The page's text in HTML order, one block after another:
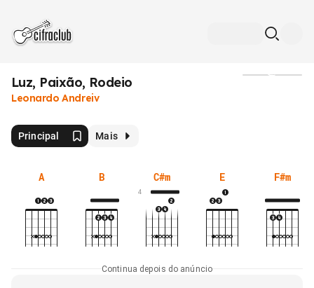
Luz, Paixão, Rodeio
Leonardo Andreiv
Principal Mais
A B C#m
4
E F#m
Continua depois do anúncio